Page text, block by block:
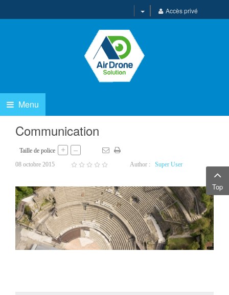
Accès privé
Menu
Communication
Taille de police + –
08 octobre 2015 Author : Super User
Top